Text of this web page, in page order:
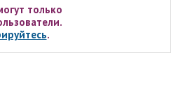
только
.